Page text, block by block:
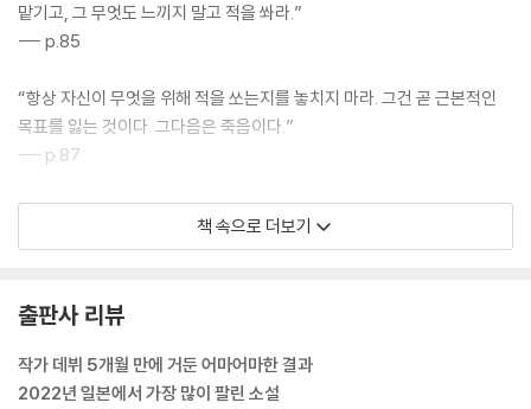
맡기고, 그 무엇도 느끼지 말고 적을 쏴라.”
--- p.85
“항상 자신이 무엇을 위해 적을 쏘는지를 놓치지 마라. 그건 곧 근본적인
목표를 잃는 것이다. 그다음은 죽음이다.”
--- p.87
"죽음을 택하려고 하지 마라, 이리나. 그건 자네 인생에 대한 배신이야.”
“죽기 위해 전장에 갈 생각은 없습니다, 동지.”
다.
“제게는 더 어울리는 죽음이 있으니까요.”
--- pp.115~116
책 속으로 더보기
출판사 리뷰
작가 데뷔 5개월 만에 거둔 어마어마한 결과
2022년 일본에서 가장 많이 팔린 소설